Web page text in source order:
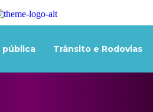
pública Trânsito e Rodovias